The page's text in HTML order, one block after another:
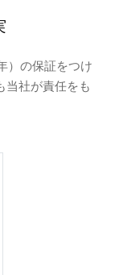
）の保証をつけ
当社が責任をも